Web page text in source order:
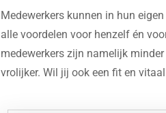
Medewerkers kunnen in hun
alle voordelen voor henzelf én
medewerkers zijn namelijk
vrolijker. Wil jij ook een fit en